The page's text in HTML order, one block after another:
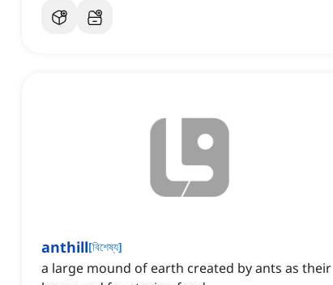
anthill[বিশেষ্য]
a large mound of earth created by ants as their